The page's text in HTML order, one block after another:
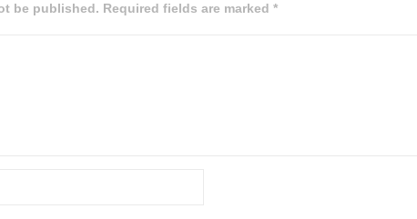
be published. Required fields are marked *